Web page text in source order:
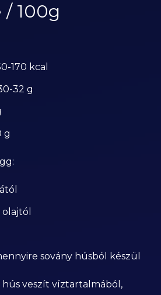
100g
170 kcal
32 g
g
sovány húsból készül
hús veszít víztartalmából,